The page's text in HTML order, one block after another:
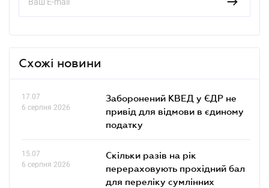
Схожі новини
17.07
6 серпня 2026
Заборонений КВЕД у ЄДР не
привід для відмови в єдиному
податку
15.07
6 серпня 2026
Скільки разів на рік
перераховують прохідний бал
для переліку сумлінних